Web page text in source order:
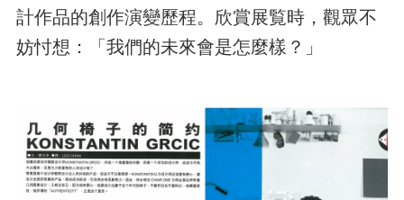
計作品的創作演變歷程。欣賞展覧時，觀眾不
妨忖想：「我們的未來會是怎麼樣？」